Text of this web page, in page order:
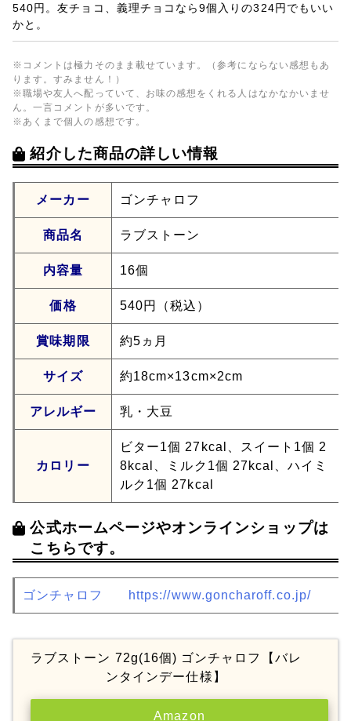
540円。友チョコ、義理チョコなら9個入りの324円でもいい
かと。
※コメントは極力そのまま載せています。（参考にならない感想もあ
ります。すみません！）
※職場や友人へ配っていて、お味の感想をくれる人はなかなかいませ
ん。一言コメントが多いです。
※あくまで個人の感想です。
紹介した商品の詳しい情報
メーカー ゴンチャロフ
商品名 ラブストーン
内容量 16個
価格 540円（税込）
賞味期限 約5ヵ月
サイズ 約18cm×13cm×2cm
アレルギー 乳・大豆
カロリー
ビター1個 27kcal、スイート1個 2
8kcal、ミルク1個 27kcal、ハイミ
ルク1個 27kcal
公式ホームページやオンラインショップは
こちらです。
ゴンチャロフ https://www.goncharoff.co.jp/
ラブストーン 72g(16個) ゴンチャロフ【バレ
ンタインデー仕様】
Amazon